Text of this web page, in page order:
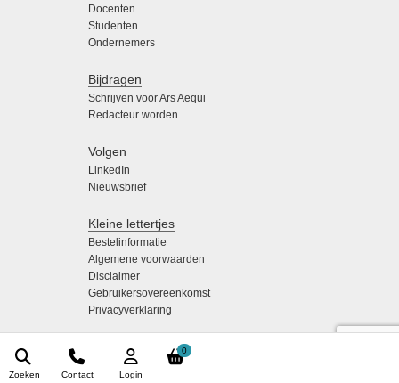
0
Login
Contact
Zoeken
Docenten
Studenten
Ondernemers
Bijdragen
Schrijven voor Ars Aequi
Redacteur worden
Volgen
LinkedIn
Nieuwsbrief
Kleine lettertjes
Bestelinformatie
Algemene voorwaarden
Disclaimer
Gebruikersovereenkomst
Privacyverklaring